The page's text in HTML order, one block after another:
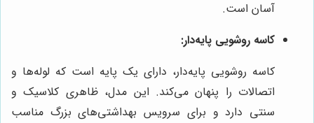
آسان است.
کاسه روشویی پایه‌دار:
کاسه روشویی پایه‌دار، دارای یک پایه است که لوله‌ها و
اتصالات را پنهان می‌کند. این مدل، ظاهری کلاسیک و
سنتی دارد و برای سرویس بهداشتی‌های بزرگ مناسب